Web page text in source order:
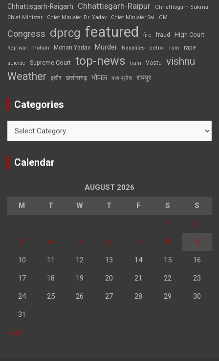
Chhattisgarh-Raigarh Chhattisgarh-Raipur
Chhattisgarh-Sukma
Chief Minister
Chief Minister Dr. Yadav Chief Minister Sai CM
Congress dprcg featured fire fraud High Court
Kejriwal mohan Mohan Yadav Murder Naxalites petrol rain rape
suicide Supreme Court top-news train Vastu vishnu
Weather इंदौर छत्तीसगढ़ भोपाल मध्य प्रदेश रायपुर
Categories
Calendar
AUGUST 2026
M T W T F S S
1 2
3 4 5 6 7 8 9
10 11 12 13 14 15 16
17 18 19 20 21 22 23
24 25 26 27 28 29 30
31
« Jul